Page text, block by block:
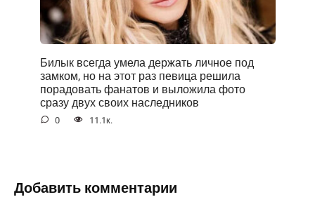
Билык всегда умела держать личное под
замком, но на этот раз певица решила
порадовать фанатов и выложила фото
сразу двух своих наследников
0 11.1к.
Добавить комментарии